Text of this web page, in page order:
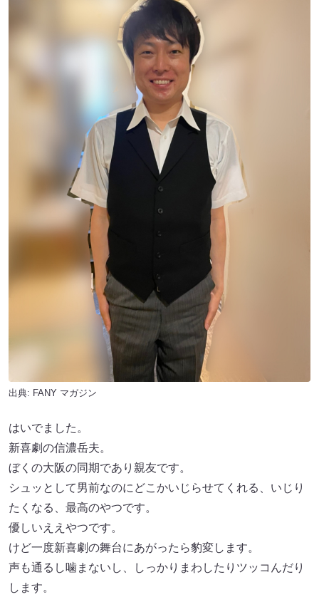
出典: FANY マガジン
はいでました。
新喜劇の信濃岳夫。
ぼくの大阪の同期であり親友です。
シュッとして男前なのにどこかいじらせてくれる、いじり
たくなる、最高のやつです。
優しいええやつです。
けど一度新喜劇の舞台にあがったら豹変します。
声も通るし噛まないし、しっかりまわしたりツッコんだり
します。